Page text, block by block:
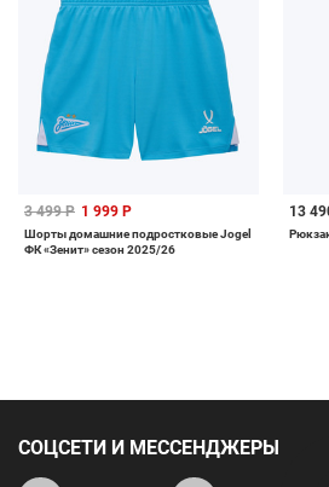
3 499 Р 1 999 Р
Шорты домашние подростковые Jogel
ФК «Зенит» сезон 2025/26
13
СОЦСЕТИ И МЕССЕНДЖЕРЫ